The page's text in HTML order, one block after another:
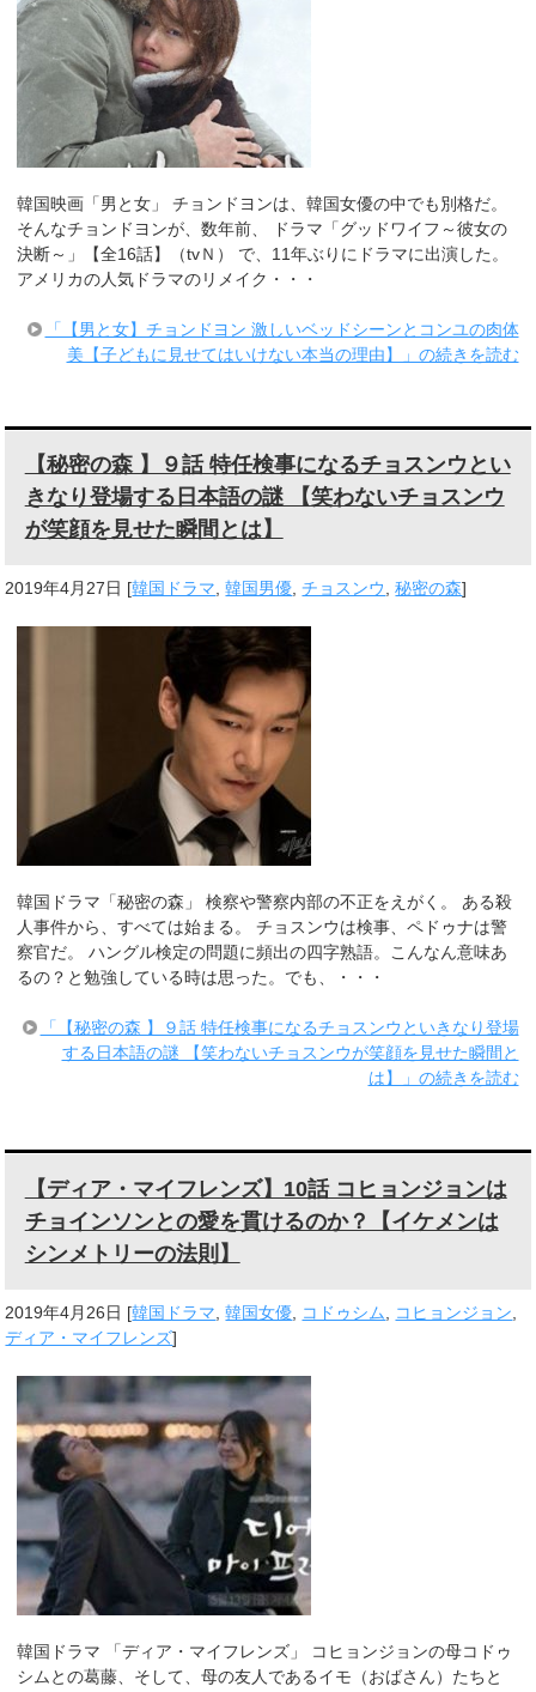
韓国映画「男と女」 チョンドヨンは、韓国女優の中でも別格だ。
そんなチョンドヨンが、数年前、 ドラマ「グッドワイフ～彼女の
決断～」【全16話】（tvＮ） で、11年ぶりにドラマに出演した。
アメリカの人気ドラマのリメイク・・・
「【男と女】チョンドヨン 激しいベッドシーンとコンユの肉体
美【子どもに見せてはいけない本当の理由】」の続きを読む
【秘密の森 】９話 特任検事になるチョスンウとい
きなり登場する日本語の謎 【笑わないチョスンウ
が笑顔を見せた瞬間とは】
2019年4月27日 [韓国ドラマ,韓国男優,チョスンウ,秘密の森]
韓国ドラマ「秘密の森」 検察や警察内部の不正をえがく。 ある殺
人事件から、すべては始まる。 チョスンウは検事、ペドゥナは警
察官だ。 ハングル検定の問題に頻出の四字熟語。こんなん意味あ
るの？と勉強している時は思った。でも、・・・
「【秘密の森 】９話 特任検事になるチョスンウといきなり登場
する日本語の謎 【笑わないチョスンウが笑顔を見せた瞬間と
は】」の続きを読む
【ディア・マイフレンズ】10話 コヒョンジョンは
チョインソンとの愛を貫けるのか？【イケメンは
シンメトリーの法則】
2019年4月26日 [韓国ドラマ ,韓国女優 コドゥシム コヒョンジョン
ディア・マイフレンズ]
韓国ドラマ 「ディア・マイフレンズ」 コヒョンジョンの母コドゥ
シムとの葛藤、そして、母の友人であるイモ（おばさん）たちと